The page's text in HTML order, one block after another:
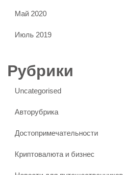
Май 2020
Июль 2019
Рубрики
Uncategorised
Авторубрика
Достопримечательности
Криптовалюта и бизнес